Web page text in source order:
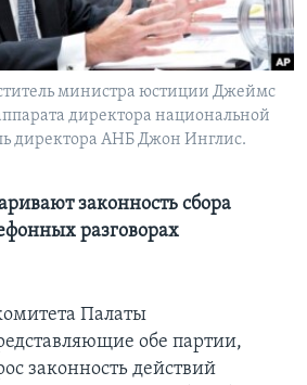
министра юстиции Джеймс
директора национальной
директора АНБ Джон Инглис.
законность сбора
разговорах
Палаты
обе партии,
законность действий